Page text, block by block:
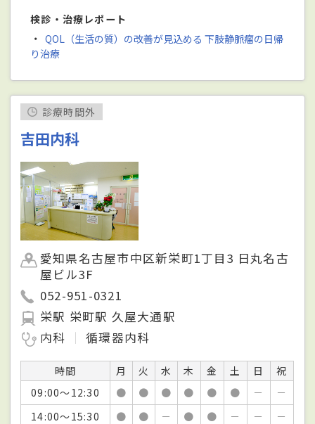
検診・治療レポート
・ QOL（生活の質）の改善が見込める 下肢静脈瘤の日帰
り治療
診療時間外
吉田内科
愛知県名古屋市中区新栄町1丁目3 日丸名古
屋ビル3F
052-951-0321
栄駅 栄町駅 久屋大通駅
内科
循環器内科
時間 月 火 水 木 金 土 日
祝
09:00～12:30
● ● ● ● ● ● －
－
14:00～15:30
● ● － ● ● － － －